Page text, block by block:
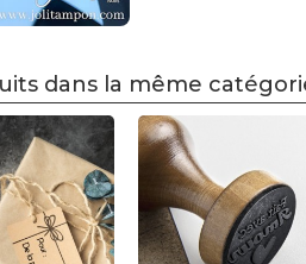
dans la même